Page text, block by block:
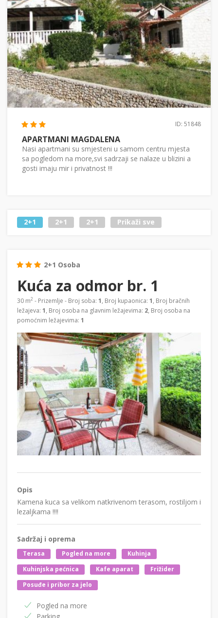
ID: 51848
APARTMANI MAGDALENA
Nasi apartmani su smjesteni u samom centru mjesta
sa pogledom na more,svi sadrzaji se nalaze u blizini a
gosti imaju mir i privatnost !!!
2+1 2+1 2+1 Prikaži sve
2+1 Osoba
Kuća za odmor br. 1
30 m2 - Prizemlje - Broj soba: 1, Broj kupaonica: 1, Broj bračnih
ležajeva: 1, Broj osoba na glavnim ležajevima: 2, Broj osoba na
pomoćnim ležajevima: 1
Opis
Kamena kuca sa velikom natkrivenom terasom, rostiljom i
lezaljkama !!!!
Sadržaj i oprema
Terasa Pogled na more
Kuhinja
Kuhinjska pećnica
Kafe aparat
Frižider
Posuđe i pribor za jelo
Pogled na more
Parking